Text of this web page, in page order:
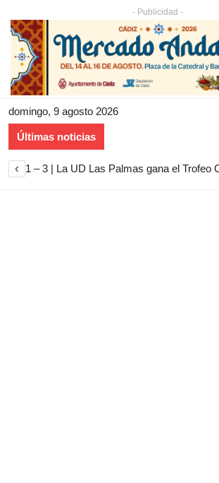
- Publicidad -
domingo, 9 agosto 2026
Últimas noticias
‹